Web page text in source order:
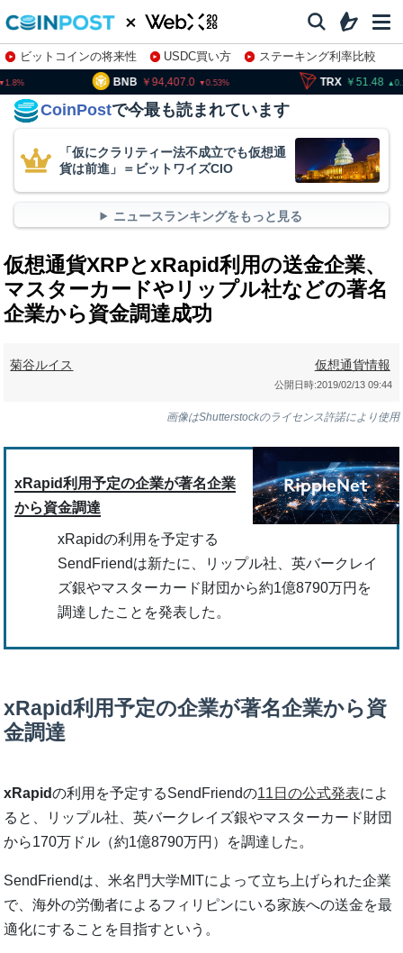
ビットコインの将来性 USDC買い方
ステーキング利率比較
株特集・関連銘柄
94,407.0 TRX 51.48 SOL
CoinPostで今最も読まれています
「仮にクラリティー法不成立でも仮想通
貨は前進」＝ビットワイズCIO
ニュースランキングをもっと見る
仮想通貨XRPとxRapid利用の送金企業、
マスターカードやリップル社などの著名
企業から資金調達成功
菊谷ルイス 仮想通貨情報
公開日時:2019/02/13 09:44
画像はShutterstockのライセンス許諾により使用
xRapid利用予定の企業が著名企業
から資金調達
xRapidの利用を予定する
SendFriendは新たに、リップル社、英バークレイ
ズ銀やマスターカード財団から約1億8790万円を
調達したことを発表した。
xRapid利用予定の企業が著名企業から資
金調達
xRapidの利用を予定するSendFriendの11日の公式発表によ
ると、リップル社、英バークレイズ銀やマスターカード財団
から170万ドル（約1億8790万円）を調達した。
SendFriendは、米名門大学MITによって立ち上げられた企業
で、海外の労働者によるフィリピンにいる家族への送金を最
適化にすることを目指すという。